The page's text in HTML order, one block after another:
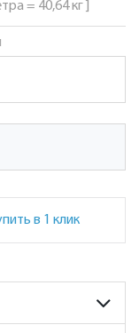
= 40,64 кг ]
в 1 клик